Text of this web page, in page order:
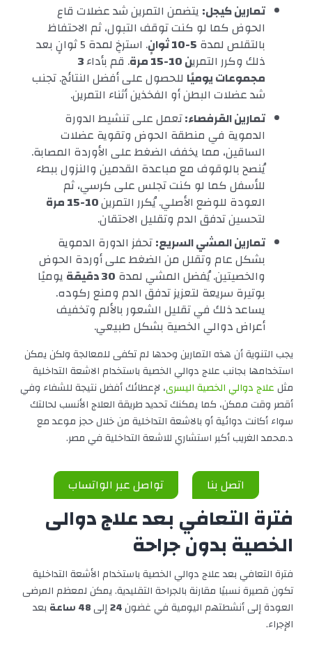
تمارين كيجل: يتضمن التمرين شد عضلات قاع
الحوض كما لو كنت توقف التبول، ثم الاحتفاظ
بالتقلص لمدة 5-10 ثوانٍ
. استرخِ لمدة 5 ثوانٍ بعد
ذلك وكرر التمرين 10-15 مرة . قم بأداء3
مجموعات يوميًا للحصول على أفضل النتائج. تجنب
شد عضلات البطن أو الفخذين أثناء التمرين.
تمارين القرفصاء:تعمل على تنشيط الدورة
الدموية في منطقة الحوض وتقوية عضلات
الساقين، مما يخفف الضغط على الأوردة المصابة.
يُنصح بالوقوف مع مباعدة القدمين والنزول ببطء
للأسفل كما لو كنت تجلس على كرسي، ثم
العودة للوضع الأصلي. يُكرر التمرين
لتحسين تدفق الدم وتقليل الاحتقان.
تمارين المشي السريع:تحفز الدورة الدموية
بشكل عام وتقلل من الضغط على أوردة الحوض
والخصيتين. يُفضل المشي لمدة 30 دقيقة
يوميًا
بوتيرة سريعة لتعزيز تدفق الدم ومنع ركوده.
يساعد ذلك في تقليل الشعور بالألم وتخفيف
أعراض دوالي الخصية بشكل طبيعي.
يجب التنوية أن هذه التمارين وحدها لم تكفى للمعالجة ولكن يمكن
استخدامها بجانب علاج دوالي الخصية باستخدام الاشعة التداخلية
مثلعلاج دوالي الخصية اليسرى، لإعطائك أفضل نتيجة للشفاء وفي
أقصر وقت ممكن، كما يمكنك تحديد طريقة العلاج الأنسب لحالتك
سواء أكانت دوائية أو بالاشعة التداخلية من خلال حجز موعد مع
د.محمد الغريب أكبر استشاري للاشعة التداخلية في مصر.
اتصل بنا تواصل عبر الواتساب
فترة التعافي بعد علاج دوالى
الخصية بدون جراحة
فترة التعافي بعد علاج دوالي الخصية باستخدام الأشعة التداخلية
تكون قصيرة نسبيًا مقارنة بالجراحة التقليدية. يمكن لمعظم المرضى
العودة إلى أنشطتهم اليومية في غضون
إلى
بعد
الإجراء.